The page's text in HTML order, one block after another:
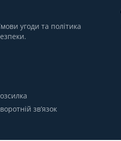
угоди та політика
зв’язок